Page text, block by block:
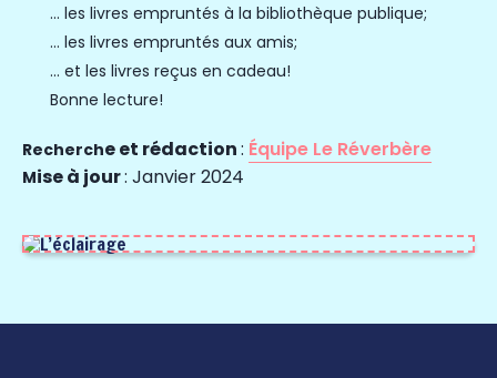
… les livres empruntés à la bibliothèque publique;
… les livres empruntés aux amis;
… et les livres reçus en cadeau!
Bonne lecture!
Recherche et rédaction: Équipe Le Réverbère
Mise à jour: Janvier 2024